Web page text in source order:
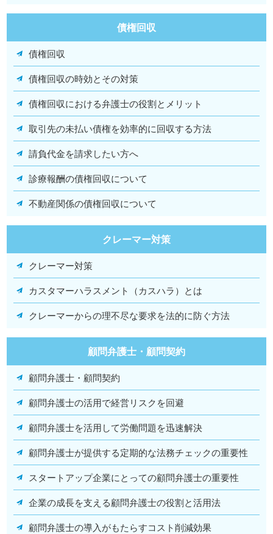
債権回収
債権回収
債権回収の時効とその対策
債権回収における弁護士の役割とメリット
取引先の未払い債権を効率的に回収する方法
請負代金を請求したい方へ
診療報酬の債権回収について
不動産関係の債権回収について
クレーマー対策
クレーマー対策
カスタマーハラスメント（カスハラ）とは
クレーマーからの理不尽な要求を法的に防ぐ方法
顧問弁護士・顧問契約
顧問弁護士・顧問契約
顧問弁護士の活用で経営リスクを回避
顧問弁護士を活用して労働問題を迅速解決
顧問弁護士が提供する定期的な法務チェックの重要性
スタートアップ企業にとっての顧問弁護士の重要性
企業の成長を支える顧問弁護士の役割と活用法
顧問弁護士の導入がもたらすコスト削減効果